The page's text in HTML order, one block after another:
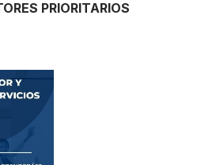
PRIORITARIOS